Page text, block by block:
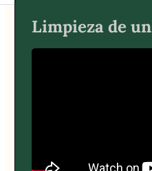
Limpieza de